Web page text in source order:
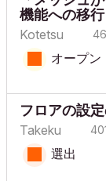
機能への移行
Kotetsu
オープン
フロアの設
Takeku
選出